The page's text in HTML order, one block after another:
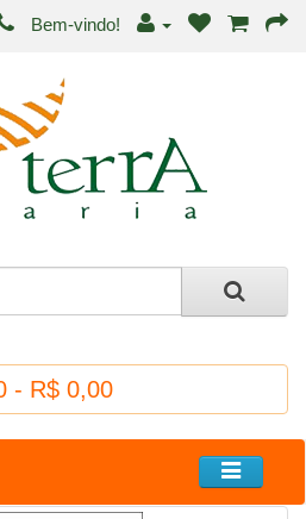
Bem-vindo!
0 - R$ 0,00